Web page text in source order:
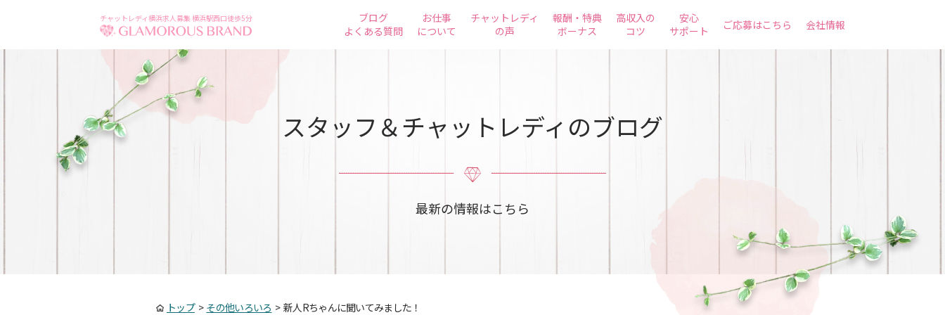
チャットレディ横浜求人募集 横浜駅西口徒歩5分
ブログ
よくある質問
お仕事
について
チャットレディ
の声
報酬・特典
ボーナス
高収入の
コツ
安心
サポート
ご応募はこちら 会社情報
スタッフ＆チャットレディのブログ
最新の情報はこちら
トップ> その他いろいろ >新人Rちゃんに聞いてみました！